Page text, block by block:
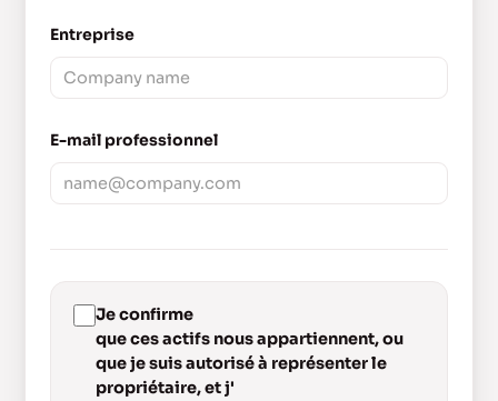
Entreprise
E-mail professionnel
Je confirme
que ces actifs nous appartiennent, ou
que je suis autorisé à représenter le
propriétaire, et j'